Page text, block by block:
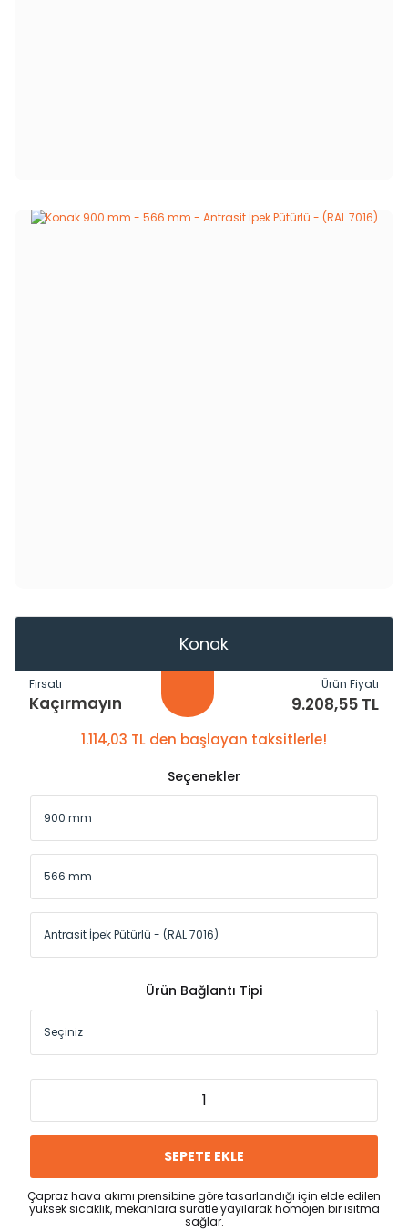
Konak
Fırsatı
Kaçırmayın
Ürün Fiyatı
9.208,55 TL
1.114,03 TL den başlayan taksitlerle!
Seçenekler
Ürün Bağlantı Tipi
SEPETE EKLE
Çapraz hava akımı prensibine göre tasarlandığı için elde edilen
yüksek sıcaklık, mekanlara süratle yayılarak homojen bir ısıtma
sağlar.